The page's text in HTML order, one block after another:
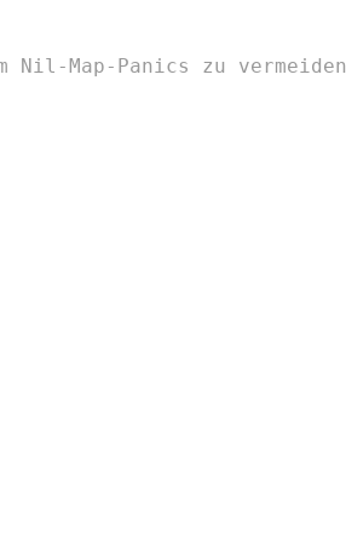
Map-Panics zu vermeiden